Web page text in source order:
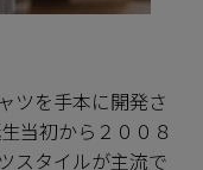
ツを手本に開発さ
当初から２００８
スタイルが主流で